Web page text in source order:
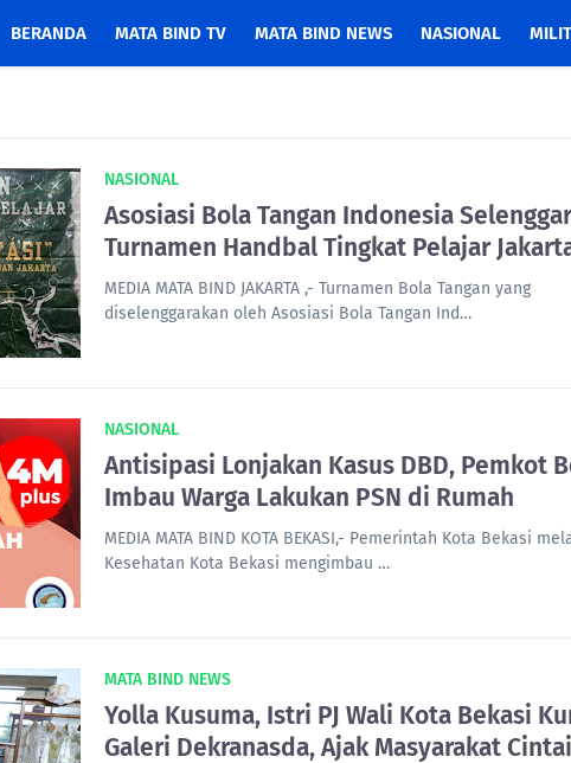
BERANDA MATA BIND TV MATA BIND NEWS NASIONAL
NASIONAL
Asosiasi Bola Tangan Indonesia
Turnamen Handbal Tingkat Pelajar
MEDIA MATA BIND JAKARTA ,- Turnamen Bola Tangan yang
diselenggarakan oleh Asosiasi Bola Tangan Ind…
NASIONAL
Antisipasi Lonjakan Kasus DBD, Pemkot
Imbau Warga Lakukan PSN di Rumah
MEDIA MATA BIND KOTA BEKASI,- Pemerintah Kota Bekasi
Kesehatan Kota Bekasi mengimbau …
MATA BIND NEWS
Yolla Kusuma, Istri PJ Wali Kota Bekasi
Galeri Dekranasda, Ajak Masyarakat Cintai